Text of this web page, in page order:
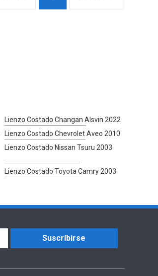
Lienzo Costado Changan Alsvin 2022
Lienzo Costado Chevrolet Aveo 2010
Lienzo Costado Nissan Tsuru 2003
Lienzo Costado Toyota Camry 2003
Suscríbirse